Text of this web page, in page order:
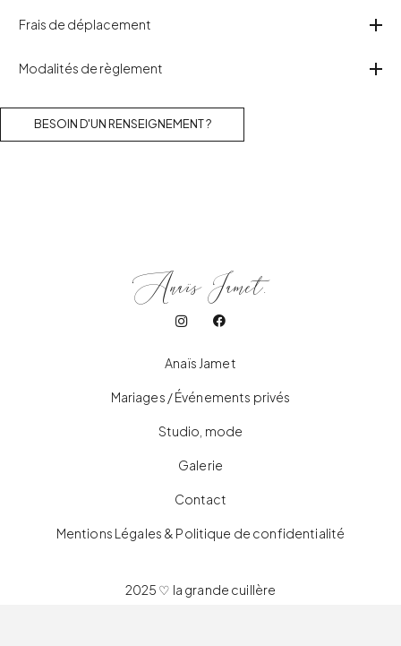
Frais de déplacement
Modalités de règlement
BESOIN D'UN RENSEIGNEMENT ?
Anaïs Jamet.
Anaïs Jamet
Mariages / Événements privés
Studio, mode
Galerie
Contact
Mentions Légales & Politique de confidentialité
2025 ♡ la grande cuillère